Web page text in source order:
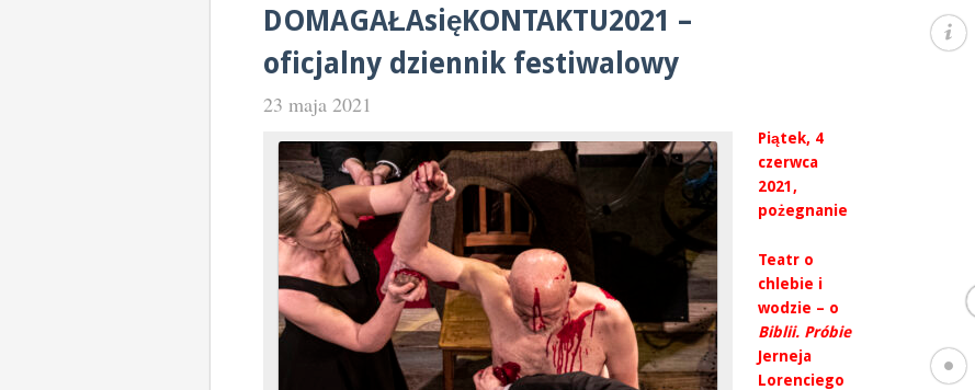
DOMAGAŁAsięKONTAKTU2021 –
oficjalny dziennik festiwalowy
23 maja 2021
Piątek, 4
czerwca
2021,
pożegnanie
Teatr o
chlebie i
wodzie – o
Biblii. Próbie
Jerneja
Lorenciego